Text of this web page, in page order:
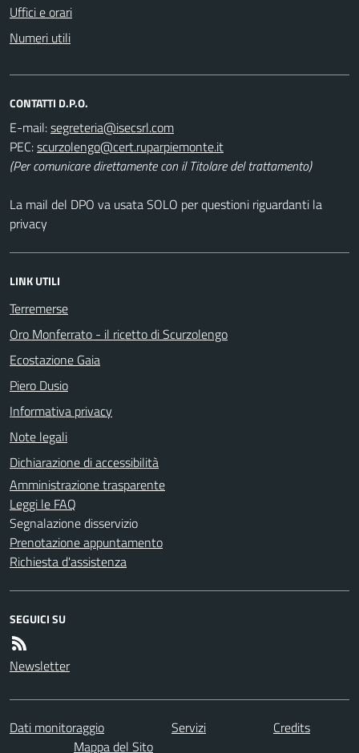
Uffici e orari
Numeri utili
CONTATTI D.P.O.
E-mail:
PEC:
(Per comunicare direttamente con il Titolare del trattamento)
La mail del DPO va usata SOLO per questioni riguardanti la
privacy
LINK UTILI
Terremerse
Oro Monferrato - il ricetto di Scurzolengo
Ecostazione Gaia
Piero Dusio
Informativa privacy
Note legali
Dichiarazione di accessibilità
Amministrazione trasparente
Leggi le FAQ
Segnalazione disservizio
Prenotazione appuntamento
Richiesta d'assistenza
SEGUICI SU
Newsletter
Dati monitoraggio Servizi
Credits
Mappa del Sito